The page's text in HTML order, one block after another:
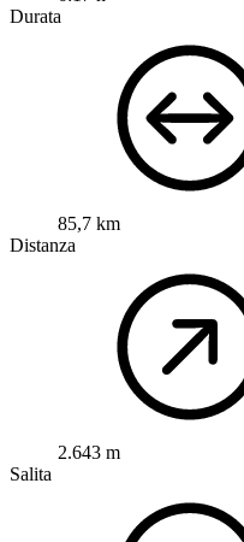
Durata
85,7 km
Distanza
2.643 m
Salita